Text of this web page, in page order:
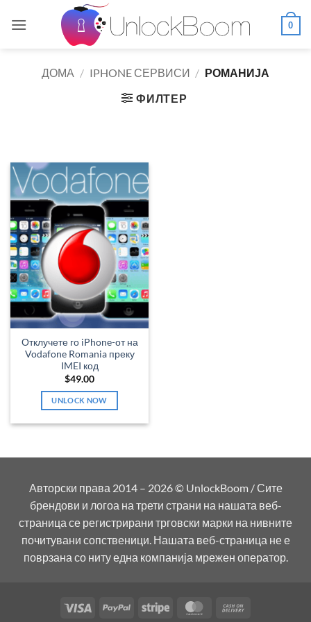
0
ДОМА / IPHONE СЕРВИСИ / РОМАНИЈА
ФИЛТЕР
Отклучете го iPhone-от на
Vodafone Romania преку
IMEI код
$49.00
UNLOCK NOW
Авторски права 2014 – 2026 © UnlockBoom / Сите
брендови и логоа на трети страни на нашата веб-
страница се регистрирани трговски марки на нивните
почитувани сопственици. Нашата веб-страница не е
поврзана со ниту една компанија мрежен оператор.
Visa PayPal Stripe MasterCard